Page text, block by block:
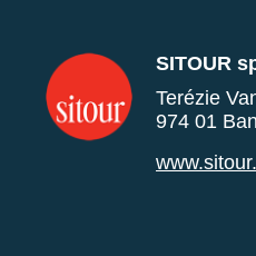
SITOUR
Terézie
974 01